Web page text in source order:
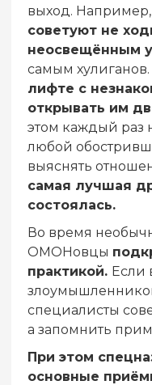
выход. Например,
советуют не
неосвещённым
самым
лифте с
открывать им
этом каждый раз
любой
выяснять
самая лучшая
состоялась.
Во время
ОМОНовцы
практикой. Если
специалисты
а запомнить
При этом
основные